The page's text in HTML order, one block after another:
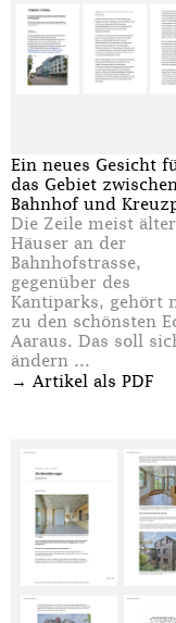
Ein neues Gesicht
das Gebiet
Bahnhof und
Die Zeile meist
Häuser an der
Bahnhofstrasse,
gegenüber des
Kantiparks, gehört
zu den schönsten
Aaraus. Das soll
ändern ...
→ Artikel als PDF